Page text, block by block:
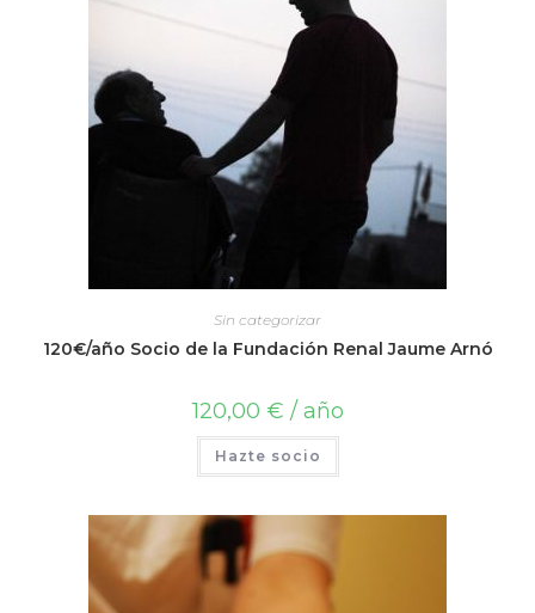
Sin categorizar
120€/año Socio de la Fundación Renal Jaume Arnó
120,00 € / año
Hazte socio